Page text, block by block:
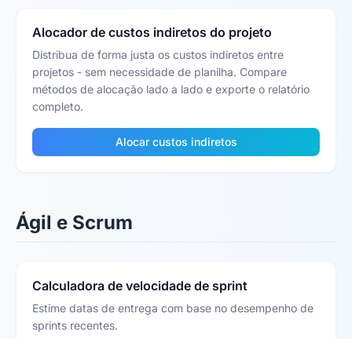
Alocador de custos indiretos do projeto
Distribua de forma justa os custos indiretos entre
projetos - sem necessidade de planilha. Compare
métodos de alocação lado a lado e exporte o relatório
completo.
Alocar custos indiretos
Ágil e Scrum
Calculadora de velocidade de sprint
Estime datas de entrega com base no desempenho de
sprints recentes.